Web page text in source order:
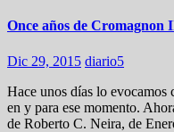
Once años de Cromagnon
Dic 29, 2015 diario5
Hace unos días lo
en y para ese momento.
de Roberto C. Neira, de